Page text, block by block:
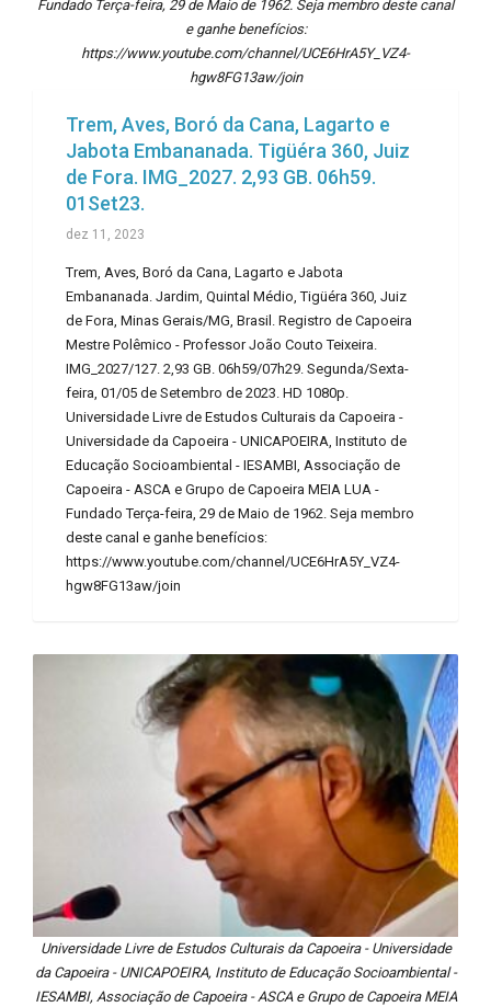
Fundado Terça-feira, 29 de Maio de 1962. Seja membro deste canal
e ganhe benefícios:
https://www.youtube.com/channel/UCE6HrA5Y_VZ4-
hgw8FG13aw/join
Trem, Aves, Boró da Cana, Lagarto e
Jabota Embananada. Tigüéra 360, Juiz
de Fora. IMG_2027. 2,93 GB. 06h59.
01Set23.
dez 11, 2023
Trem, Aves, Boró da Cana, Lagarto e Jabota
Embananada. Jardim, Quintal Médio, Tigüéra 360, Juiz
de Fora, Minas Gerais/MG, Brasil. Registro de Capoeira
Mestre Polêmico - Professor João Couto Teixeira.
IMG_2027/127. 2,93 GB. 06h59/07h29. Segunda/Sexta-
feira, 01/05 de Setembro de 2023. HD 1080p.
Universidade Livre de Estudos Culturais da Capoeira -
Universidade da Capoeira - UNICAPOEIRA, Instituto de
Educação Socioambiental - IESAMBI, Associação de
Capoeira - ASCA e Grupo de Capoeira MEIA LUA -
Fundado Terça-feira, 29 de Maio de 1962. Seja membro
deste canal e ganhe benefícios:
https://www.youtube.com/channel/UCE6HrA5Y_VZ4-
hgw8FG13aw/join
Universidade Livre de Estudos Culturais da Capoeira - Universidade
da Capoeira - UNICAPOEIRA, Instituto de Educação Socioambiental -
IESAMBI, Associação de Capoeira - ASCA e Grupo de Capoeira MEIA